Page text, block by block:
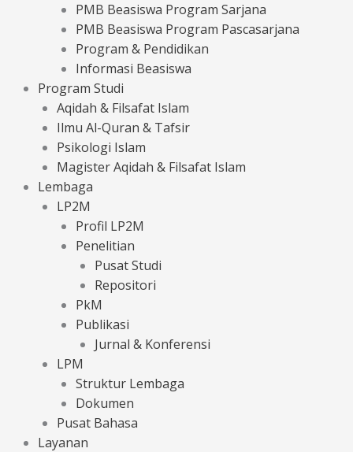
PMB Beasiswa Program Sarjana
PMB Beasiswa Program Pascasarjana
Program & Pendidikan
Informasi Beasiswa
Program Studi
Aqidah & Filsafat Islam
Ilmu Al-Quran & Tafsir
Psikologi Islam
Magister Aqidah & Filsafat Islam
Lembaga
LP2M
Profil LP2M
Penelitian
Pusat Studi
Repositori
PkM
Publikasi
Jurnal & Konferensi
LPM
Struktur Lembaga
Dokumen
Pusat Bahasa
Layanan